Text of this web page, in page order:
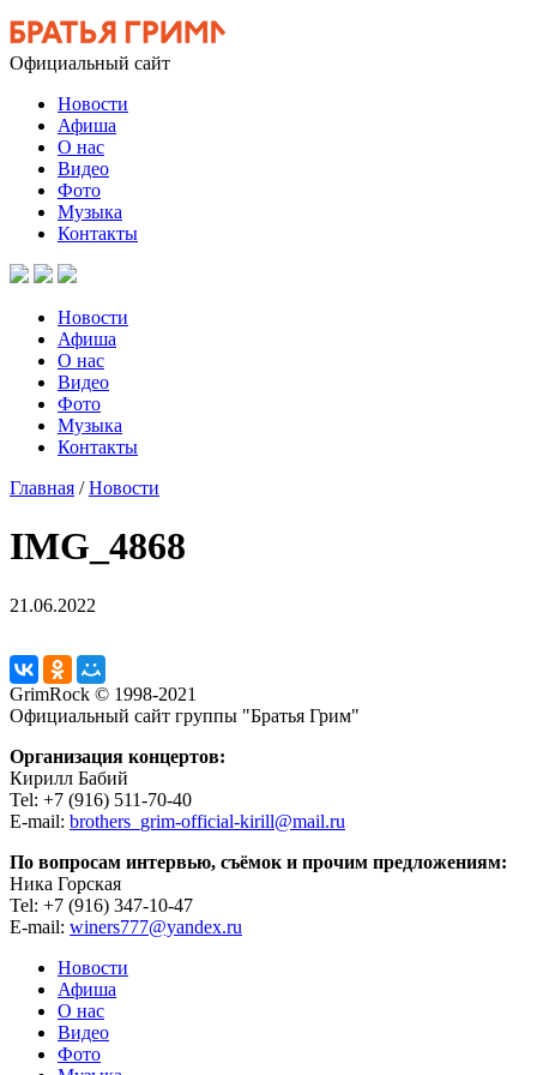
Официальный сайт
Новости
Афиша
О нас
Видео
Фото
Музыка
Контакты
Новости
Афиша
О нас
Видео
Фото
Музыка
Контакты
Главная /Новости
IMG_4868
21.06.2022
GrimRock © 1998-2021
Официальный сайт группы "Братья Грим"
Организация концертов:
Кирилл Бабий
Tel: +7 (916) 511-70-40
E-mail: brothers_grim-official-kirill@mail.ru
По вопросам интервью, съёмок и прочим предложениям:
Ника Горская
Tel: +7 (916) 347-10-47
E-mail: winers777@yandex.ru
Новости
Афиша
О нас
Видео
Фото